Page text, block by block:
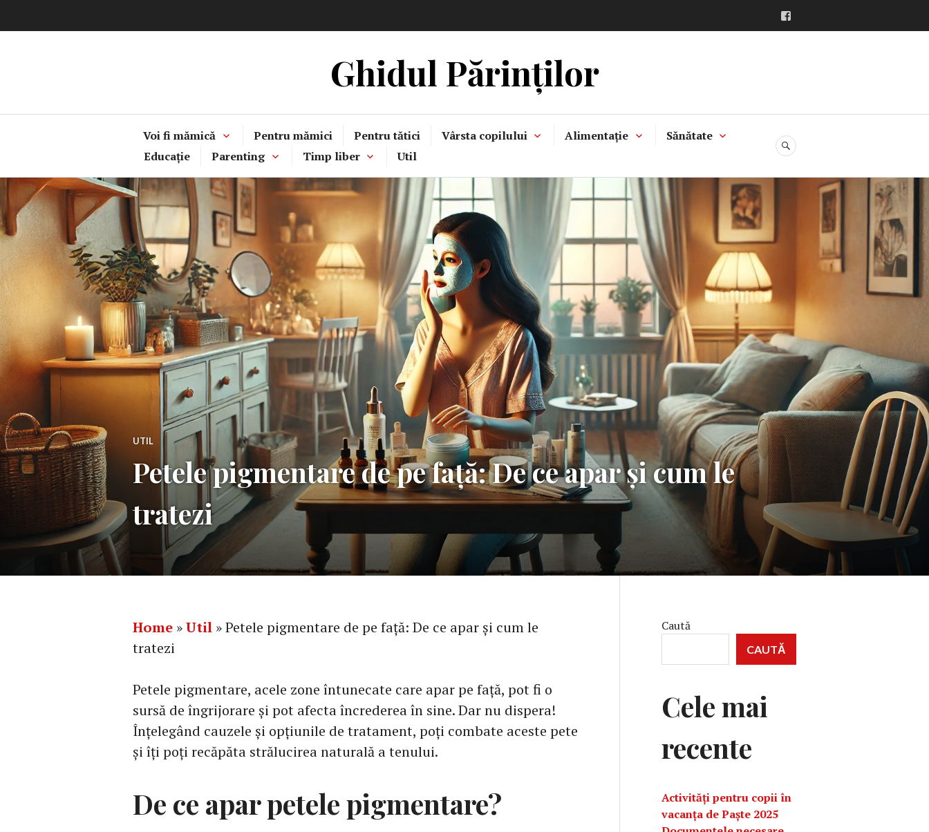
la
Ghidul Părinților
Voi fi mămică Pentru mămici Pentru tătici Vârsta copilului Alimentație
Sănătate
Educație
Parenting Timp liber Util
CĂUTARE
UTIL
Petele pigmentare de pe față: De ce apar și cum le
tratezi
Home »Util »Petele pigmentare de pe față: De ce apar și cum le
tratezi
Petele pigmentare, acele zone întunecate care apar pe față, pot fi o
sursă de îngrijorare și pot afecta încrederea în sine. Dar nu dispera!
Înțelegând cauzele și opțiunile de tratament, poți combate aceste pete
și îți poți recăpăta strălucirea naturală a tenului.
De ce apar petele pigmentare?
Caută
CAUTĂ
Cele mai
recente
Activități pentru copii în
vacanța de Paște 2025